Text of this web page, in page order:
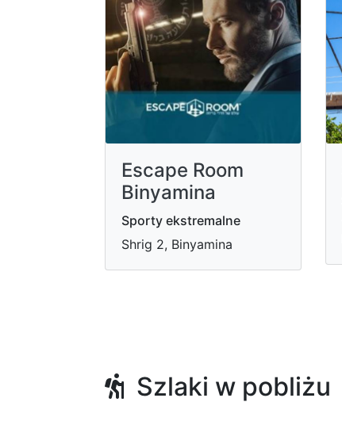
Escape Room
Binyamina
Sporty ekstremalne
Shrig 2, Binyamina
Szlaki w pobliżu